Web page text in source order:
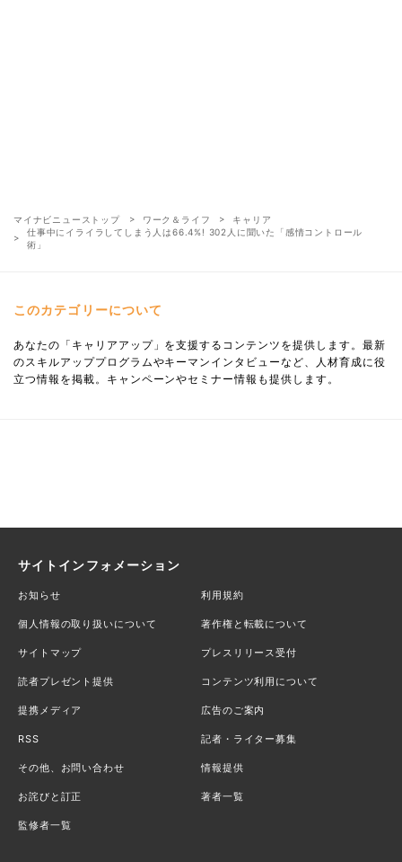
マイナビニューストップ ワーク＆ライフ
キャリア
仕事中にイライラしてしまう人は66.4%! 302人に聞いた「感情コントロール
術」
このカテゴリーについて
あなたの「キャリアアップ」を支援するコンテンツを提供します。最新
のスキルアッププログラムやキーマンインタビューなど、人材育成に役
立つ情報を掲載。キャンペーンやセミナー情報も提供します。
サイトインフォメーション
お知らせ 利用規約
個人情報の取り扱いについて 著作権と転載について
サイトマップ プレスリリース受付
読者プレゼント提供 コンテンツ利用について
提携メディア 広告のご案内
RSS 記者・ライター募集
その他、お問い合わせ 情報提供
お詫びと訂正 著者一覧
監修者一覧